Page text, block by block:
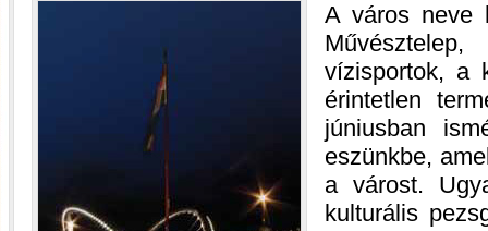
A város neve
vízisportok, a
érintetlen
júniusban
eszünkbe,
a várost.
kulturális